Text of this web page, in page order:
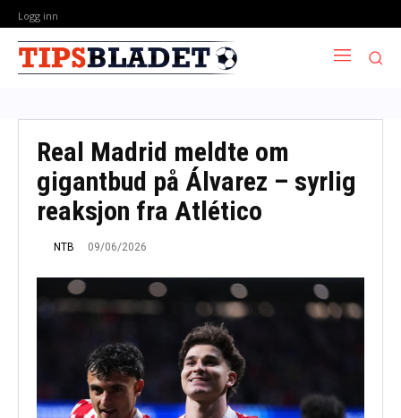
Logg inn
Real Madrid meldte om
gigantbud på Álvarez – syrlig
reaksjon fra Atlético
NTB 09/06/2026